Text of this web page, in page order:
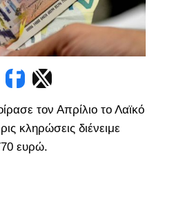
τον Απρίλιο το Λαϊκό
κληρώσεις διένειμε
ευρώ.